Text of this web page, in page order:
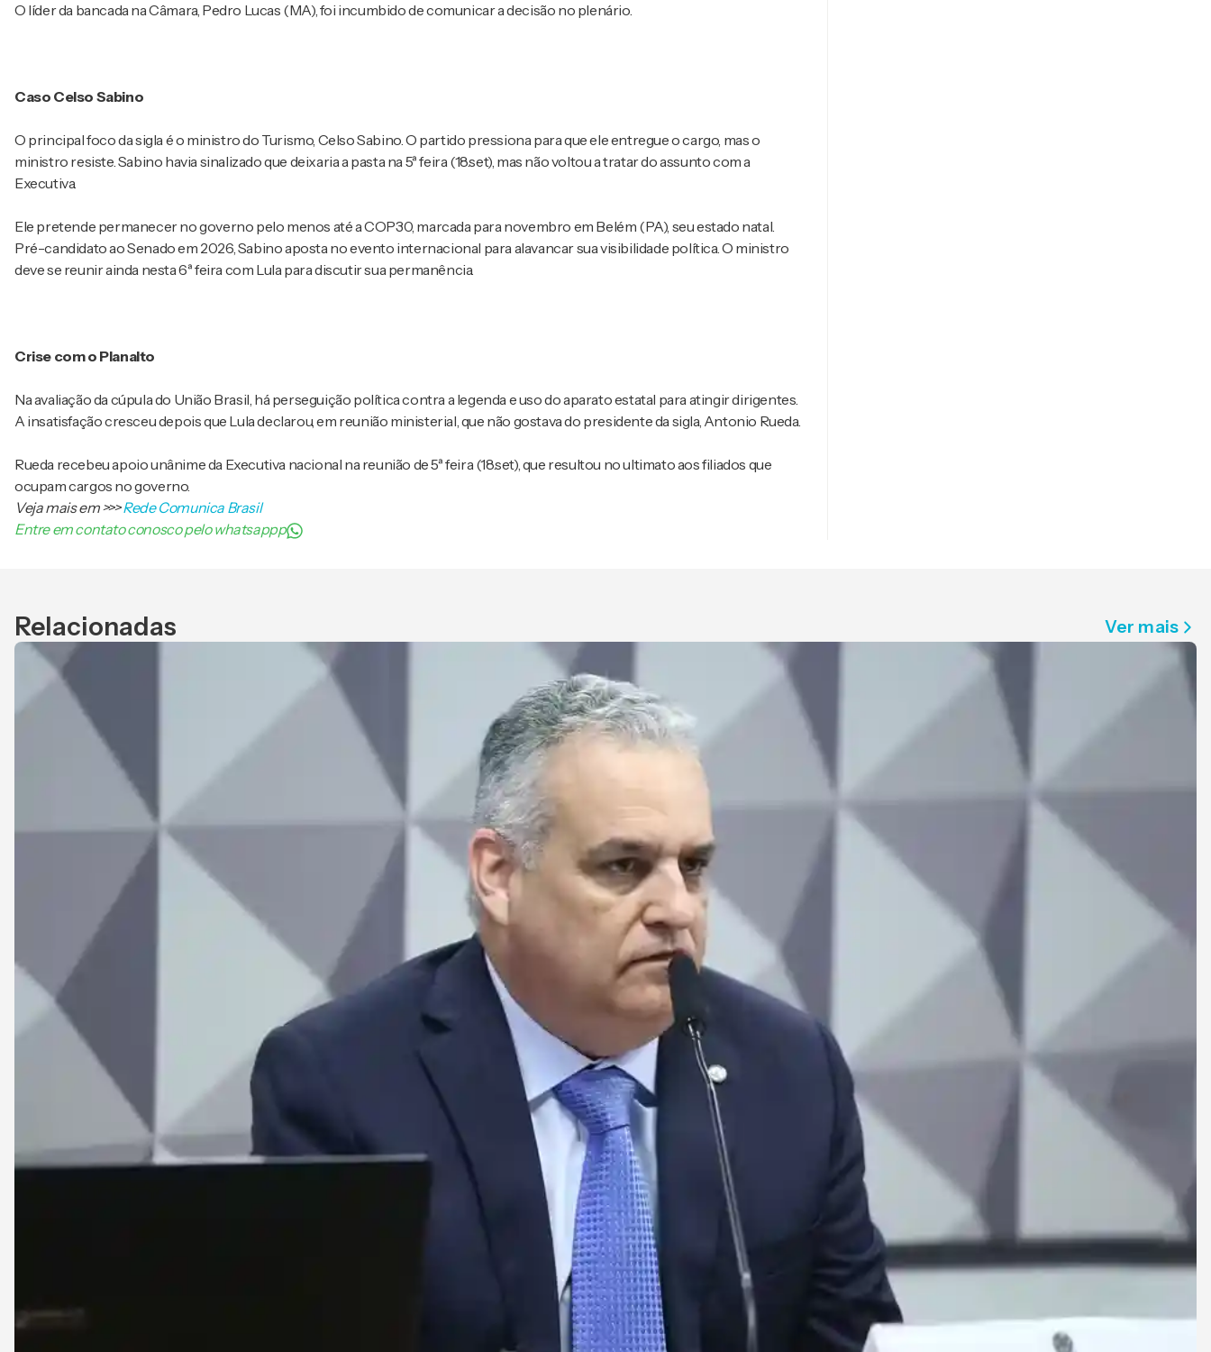
O líder da bancada na Câmara, Pedro Lucas (MA), foi incumbido de comunicar a decisão no plenário.
Caso Celso Sabino
O principal foco da sigla é o ministro do Turismo, Celso Sabino. O partido pressiona para que ele entregue o cargo, mas o
ministro resiste. Sabino havia sinalizado que deixaria a pasta na 5ª feira (18.set), mas não voltou a tratar do assunto com a
Executiva.
Ele pretende permanecer no governo pelo menos até a COP30, marcada para novembro em Belém (PA), seu estado natal.
Pré-candidato ao Senado em 2026, Sabino aposta no evento internacional para alavancar sua visibilidade política. O ministro
deve se reunir ainda nesta 6ª feira com Lula para discutir sua permanência.
Crise com o Planalto
Na avaliação da cúpula do União Brasil, há perseguição política contra a legenda e uso do aparato estatal para atingir dirigentes.
A insatisfação cresceu depois que Lula declarou, em reunião ministerial, que não gostava do presidente da sigla, Antonio Rueda.
Rueda recebeu apoio unânime da Executiva nacional na reunião de 5ª feira (18.set), que resultou no ultimato aos filiados que
ocupam cargos no governo.
Veja mais em>>>Rede Comunica Brasil
Entre em contato conosco pelo whatsappp
Relacionadas Ver mais